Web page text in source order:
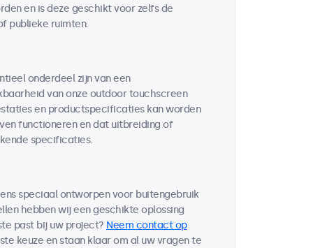
en is deze geschikt voor zelfs de
publieke ruimten.
onderdeel zijn van een
van onze outdoor touchscreen
en productspecificaties kan worden
functioneren en dat uitbreiding of
specificaties.
speciaal ontworpen voor buitengebruik
hebben wij een geschikte oplossing
past bij uw project? Neem contact op
keuze en staan klaar om al uw vragen te